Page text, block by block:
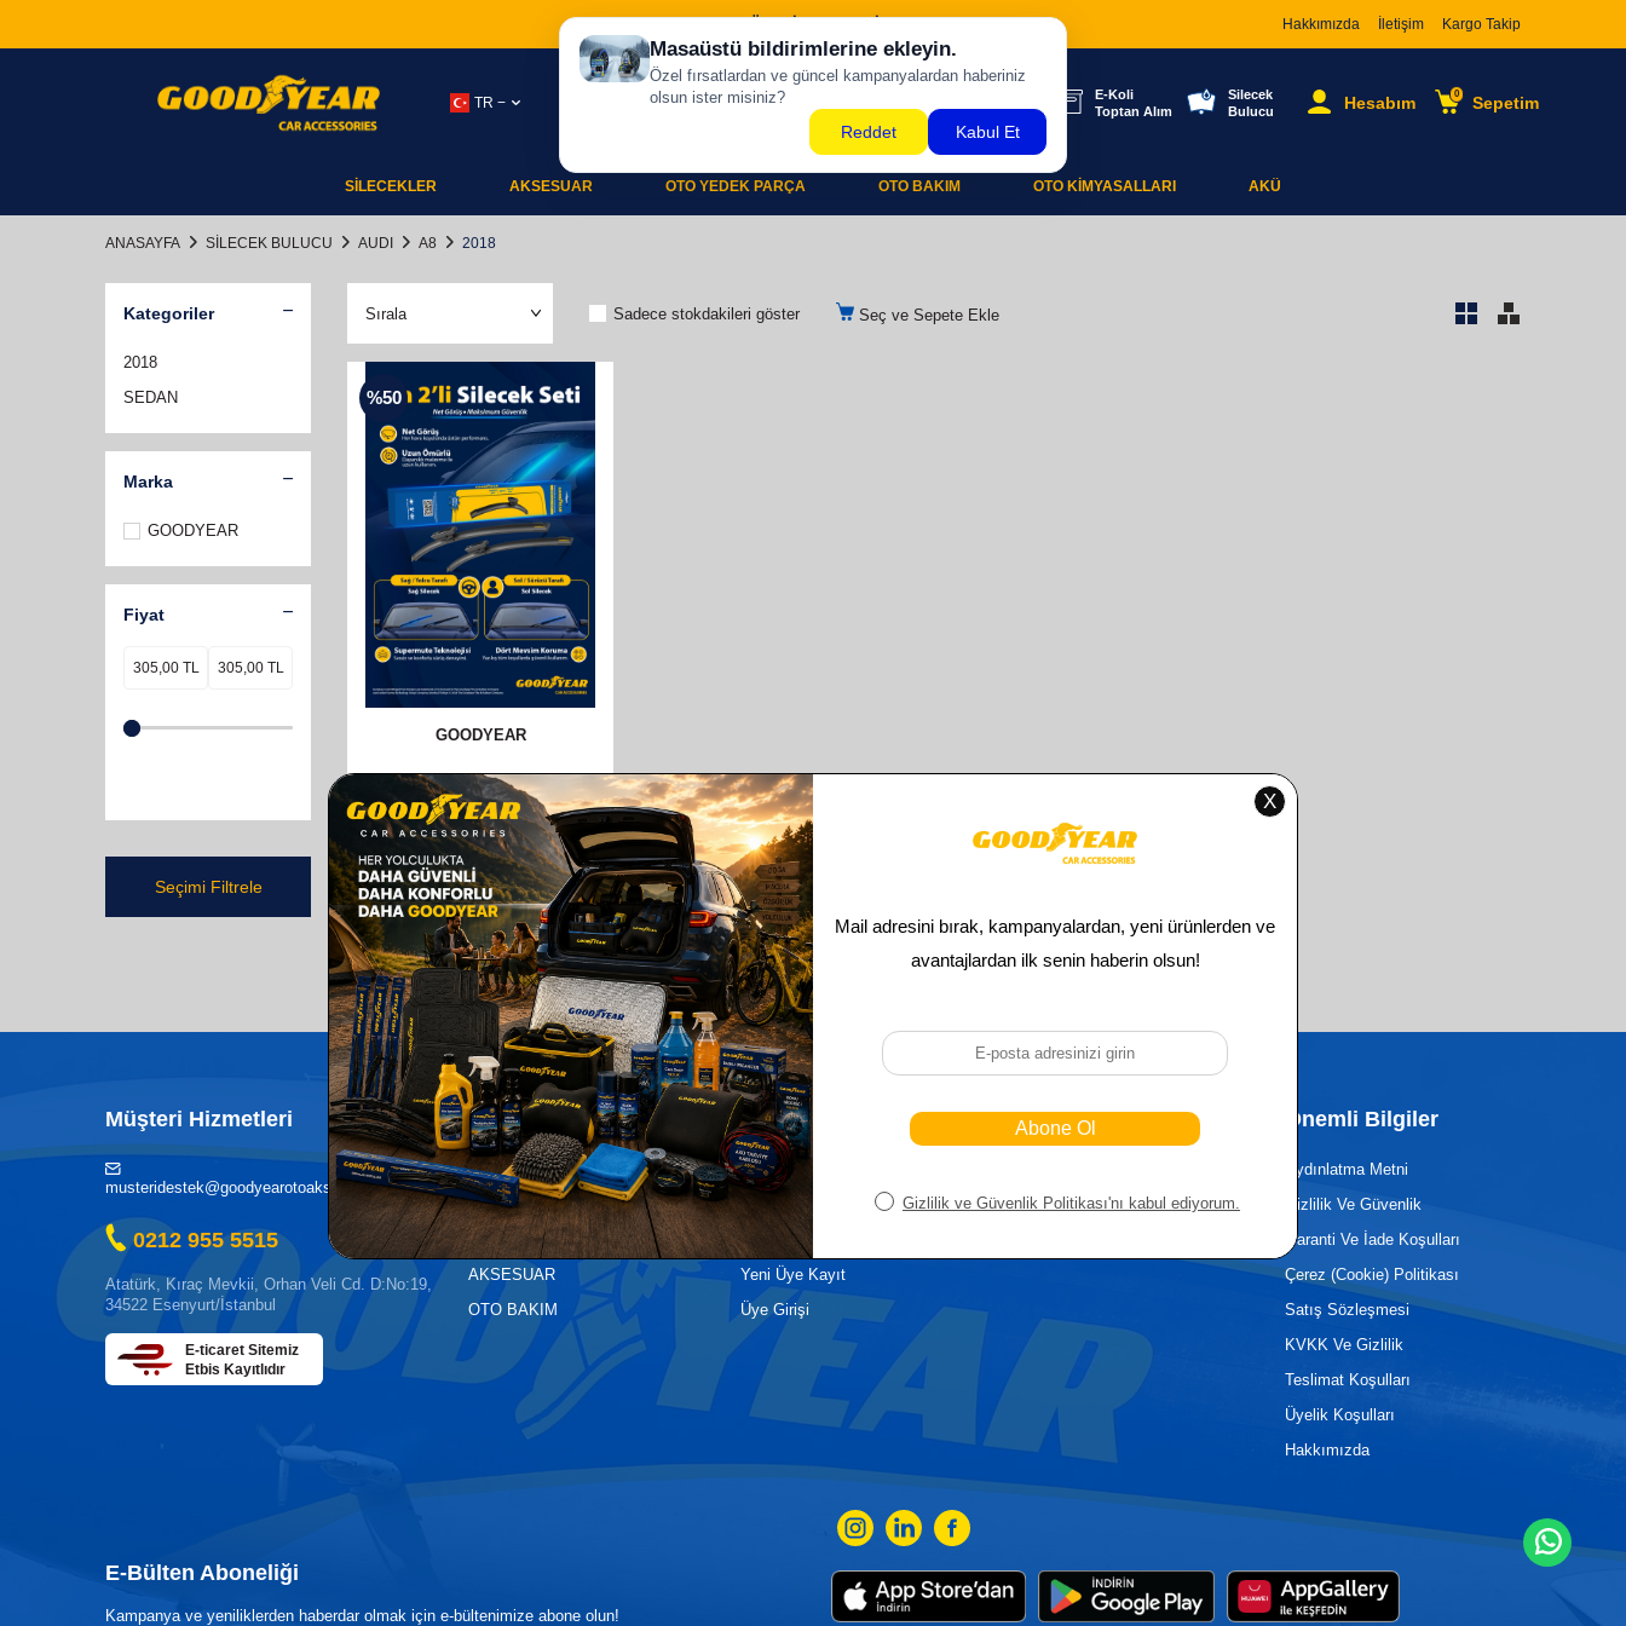
Hakkımızda İletişim Kargo Takip
TR −
E-Koli
Toptan Alım
Silecek
Bulucu
Hesabım 0 Sepetim
SİLECEKLER AKSESUAR OTO YEDEK PARÇA OTO BAKIM OTO KİMYASALLARI AKÜ
ANASAYFA SILECEK BULUCU AUDI A8 2018
Kategoriler
2018
SEDAN
Marka
GOODYEAR
Fiyat
Seçimi Filtrele
Sadece stokdakileri göster Seç ve Sepete Ekle
%50
GOODYEAR
GOODYEAR AUDI A8
SUPERMUTE 2'LI MUZ
SILECEK TAKIMI 2017-2022
SEDAN (650MM+530MM)
610,00TL
305,00TL
Müşteri Hizmetleri
musteridestek@goodyearotoaksesuar.com.tr
0212 955 5515
Atatürk, Kıraç Mevkii, Orhan Veli Cd. D:No:19,
34522 Esenyurt/İstanbul
E-ticaret Sitemiz
Etbis Kayıtlıdır
Kategoriler
AKÜ
OTO KİMYASALLARI
OTO YEDEK PARÇA
AKSESUAR
OTO BAKIM
Üye
Sepetim
Bayi Kayıt
Bayi Girişi
Yeni Üye Kayıt
Üye Girişi
Hızlı Erişim
Müşteri Hizmetleri
Önemli Bilgiler
Aydınlatma Metni
Gizlilik Ve Güvenlik
Garanti Ve İade Koşulları
Çerez (Cookie) Politikası
Satış Sözleşmesi
KVKK Ve Gizlilik
Teslimat Koşulları
Üyelik Koşulları
Hakkımızda
E-Bülten Aboneliği
Kampanya ve yeniliklerden haberdar olmak için e-bültenimize abone olun!